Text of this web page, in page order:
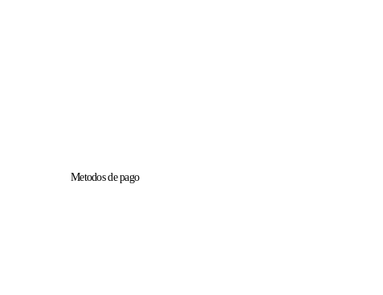
Metodos de pago